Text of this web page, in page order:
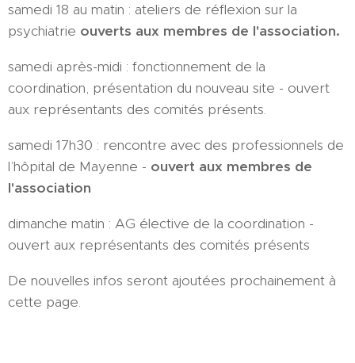
samedi 18 au matin : ateliers de réflexion sur la
psychiatrie ouverts aux membres de l'association.
samedi après-midi : fonctionnement de la
coordination, présentation du nouveau site - ouvert
aux représentants des comités présents.
samedi 17h30 : rencontre avec des professionnels de
l’hôpital de Mayenne - ouvert aux membres de
l'association
dimanche matin : AG élective de la coordination -
ouvert aux représentants des comités présents
De nouvelles infos seront ajoutées prochainement à
cette page.